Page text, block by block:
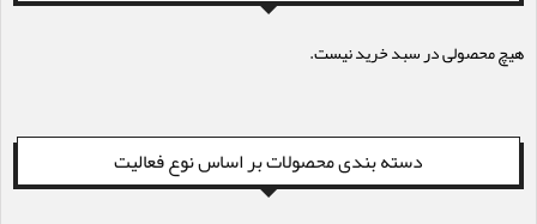
هیچ محصولی در سبد خرید نیست.
دسته بندی محصولات بر اساس نوع فعالیت